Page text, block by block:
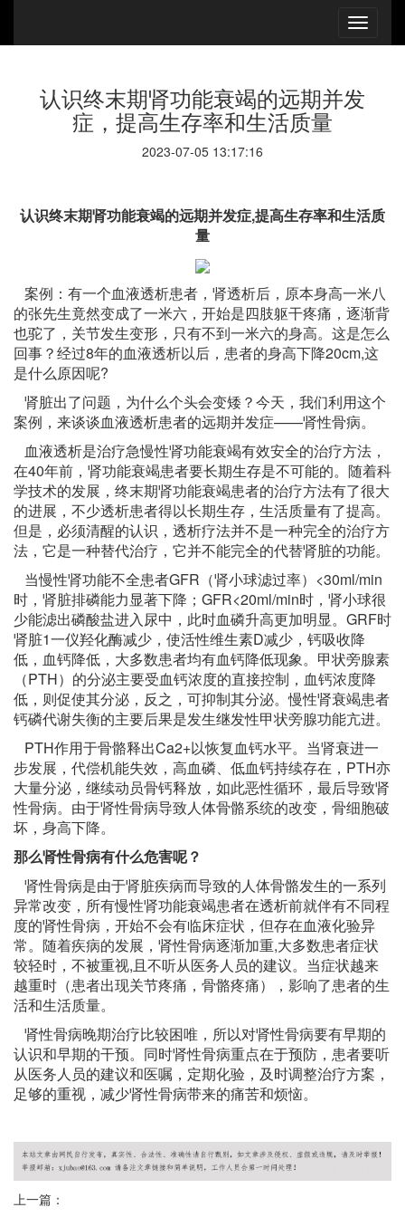
认识终末期肾功能衰竭的远期并发
症，提高生存率和生活质量
2023-07-05 13:17:16
认识终末期肾功能衰竭的远期并发症,提高生存率和生活质
量
案例：有一个血液透析患者，肾透析后，原本身高一米八
的张先生竟然变成了一米六，开始是四肢躯干疼痛，逐渐背
也驼了，关节发生变形，只有不到一米六的身高。这是怎么
回事？经过8年的血液透析以后，患者的身高下降20cm,这
是什么原因呢?
肾脏出了问题，为什么个头会变矮？今天，我们利用这个
案例，来谈谈血液透析患者的远期并发症——肾性骨病。
血液透析是治疗急慢性肾功能衰竭有效安全的治疗方法，
在40年前，肾功能衰竭患者要长期生存是不可能的。随着科
学技术的发展，终末期肾功能衰竭患者的治疗方法有了很大
的进展，不少透析患者得以长期生存，生活质量有了提高。
但是，必须清醒的认识，透析疗法并不是一种完全的治疗方
法，它是一种替代治疗，它并不能完全的代替肾脏的功能。
当慢性肾功能不全患者GFR（肾小球滤过率）<30ml/min
时，肾脏排磷能力显著下降；GFR<20ml/min时，肾小球很
少能滤出磷酸盐进入尿中，此时血磷升高更加明显。GRF时
肾脏1一仪羟化酶减少，使活性维生素D减少，钙吸收降
低，血钙降低，大多数患者均有血钙降低现象。甲状旁腺素
（PTH）的分泌主要受血钙浓度的直接控制，血钙浓度降
低，则促使其分泌，反之，可抑制其分泌。慢性肾衰竭患者
钙磷代谢失衡的主要后果是发生继发性甲状旁腺功能亢进。
PTH作用于骨骼释出Ca2+以恢复血钙水平。当肾衰进一
步发展，代偿机能失效，高血磷、低血钙持续存在，PTH亦
大量分泌，继续动员骨钙释放，如此恶性循环，最后导致肾
性骨病。由于肾性骨病导致人体骨骼系统的改变，骨细胞破
坏，身高下降。
那么肾性骨病有什么危害呢？
肾性骨病是由于肾脏疾病而导致的人体骨骼发生的一系列
异常改变，所有慢性肾功能衰竭患者在透析前就伴有不同程
度的肾性骨病，开始不会有临床症状，但存在血液化验异
常。随着疾病的发展，肾性骨病逐渐加重,大多数患者症状
较轻时，不被重视,且不听从医务人员的建议。当症状越来
越重时（患者出现关节疼痛，骨骼疼痛），影响了患者的生
活和生活质量。
肾性骨病晚期治疗比较困唯，所以对肾性骨病要有早期的
认识和早期的干预。同时肾性骨病重点在于预防，患者要听
从医务人员的建议和医嘱，定期化验，及时调整治疗方案，
足够的重视，减少肾性骨病带来的痛苦和烦恼。
上一篇：